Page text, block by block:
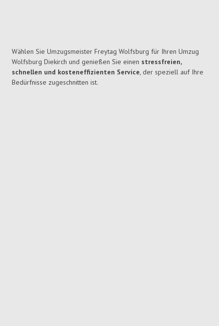
Wählen Sie Umzugsmeister Freytag Wolfsburg für Ihren Umzug
Wolfsburg Diekirch und genießen Sie einen stressfreien,
schnellen und kosteneffizienten Service, der speziell auf Ihre
Bedürfnisse zugeschnitten ist.